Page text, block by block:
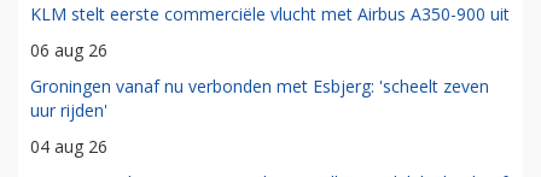
KLM stelt eerste commerciële vlucht met Airbus A350-900 uit
06 aug 26
Groningen vanaf nu verbonden met Esbjerg: 'scheelt zeven
uur rijden'
04 aug 26